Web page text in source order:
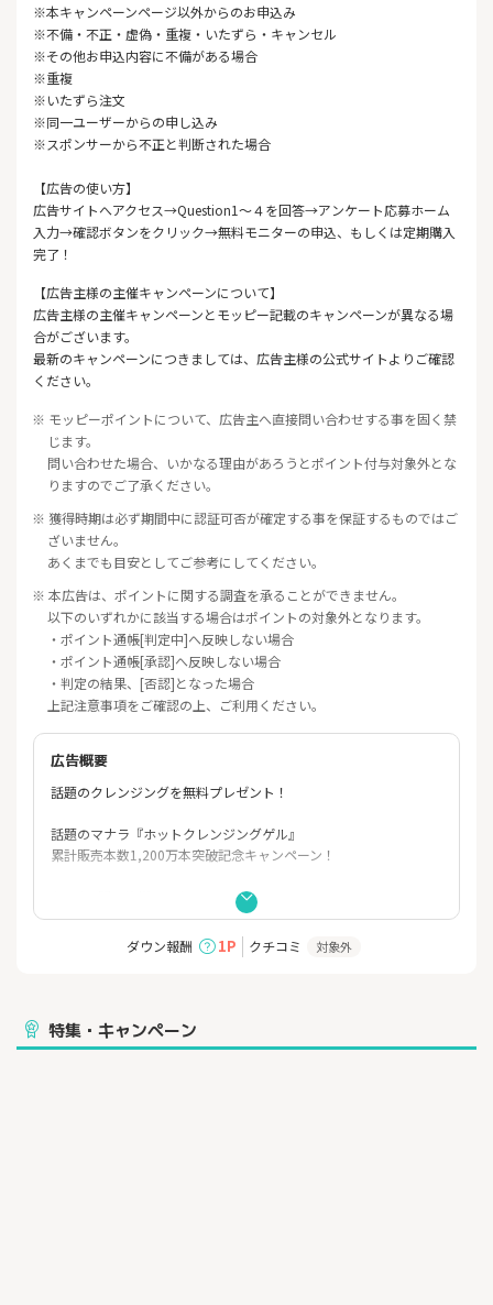
※本キャンペーンページ以外からのお申込み
※不備・不正・虚偽・重複・いたずら・キャンセル
※その他お申込内容に不備がある場合
※重複
※いたずら注文
※同一ユーザーからの申し込み
※スポンサーから不正と判断された場合
【広告の使い方】
広告サイトへアクセス→Question1～４を回答→アンケート応募ホーム
入力→確認ボタンをクリック→無料モニターの申込、もしくは定期購入
完了！
【広告主様の主催キャンペーンについて】
広告主様の主催キャンペーンとモッピー記載のキャンペーンが異なる場
合がございます。
最新のキャンペーンにつきましては、広告主様の公式サイトよりご確認
ください。
※ モッピーポイントについて、広告主へ直接問い合わせする事を固く禁
じます。
問い合わせた場合、いかなる理由があろうとポイント付与対象外とな
りますのでご了承ください。
※ 獲得時期は必ず期間中に認証可否が確定する事を保証するものではご
ざいません。
あくまでも目安としてご参考にしてください。
※ 本広告は、ポイントに関する調査を承ることができません。
以下のいずれかに該当する場合はポイントの対象外となります。
・ポイント通帳[判定中]へ反映しない場合
・ポイント通帳[承認]へ反映しない場合
・判定の結果、[否認]となった場合
上記注意事項をご確認の上、ご利用ください。
広告概要
話題のクレンジングを無料プレゼント！
話題のマナラ『ホットクレンジングゲル』
累計販売本数1,200万本突破記念キャンペーン！
答えるだけで、
たっぷり7日分を無料でプレゼント！
ダウン報酬 1P クチコミ 対象外
特集・キャンペーン